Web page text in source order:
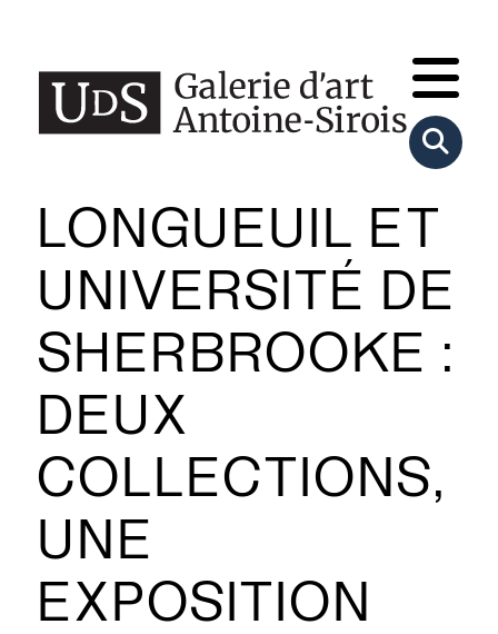
LONGUEUIL ET
UNIVERSITÉ DE
SHERBROOKE :
DEUX
COLLECTIONS,
UNE
EXPOSITION